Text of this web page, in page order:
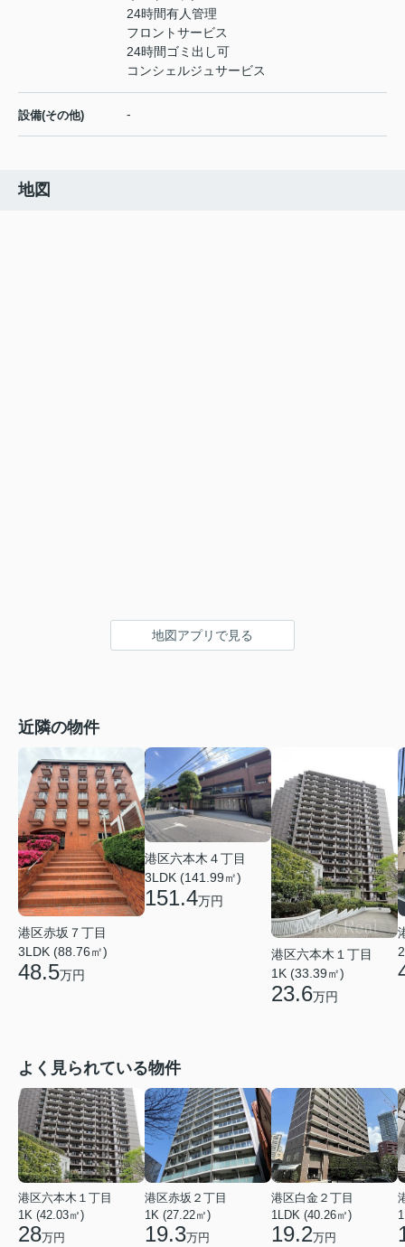
24時間有人管理
フロントサービス
24時間ゴミ出し可
コンシェルジュサービス
設備(その他) -
地図
地図アプリで見る
近隣の物件
港区赤坂７丁目
3LDK (88.76㎡)
48.5万円
港区六本木４丁目
3LDK (141.99㎡)
151.4万円
港区六本木１丁目
1K (33.39㎡)
23.6万円
よく見られている物件
港区六本木１丁目
1K (42.03㎡)
28万円
港区赤坂２丁目
1K (27.22㎡)
19.3万円
港区白金２丁目
1LDK (40.26㎡)
19.2万円